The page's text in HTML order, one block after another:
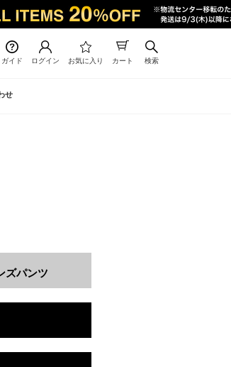
ガイド ログイン お気に入り カート 検索
せ
ズパンツ